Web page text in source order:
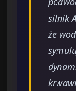
silnik
że